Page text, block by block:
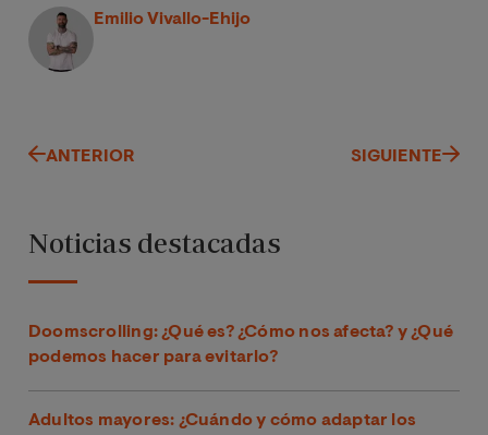
Emilio Vivallo-Ehijo
ANTERIOR SIGUIENTE
Noticias destacadas
Doomscrolling: ¿Qué es? ¿Cómo nos afecta? y ¿Qué
podemos hacer para evitarlo?
Adultos mayores: ¿Cuándo y cómo adaptar los